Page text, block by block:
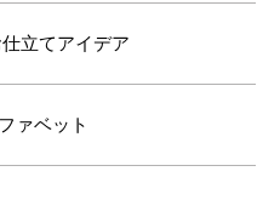
立てアイデア
ァベット